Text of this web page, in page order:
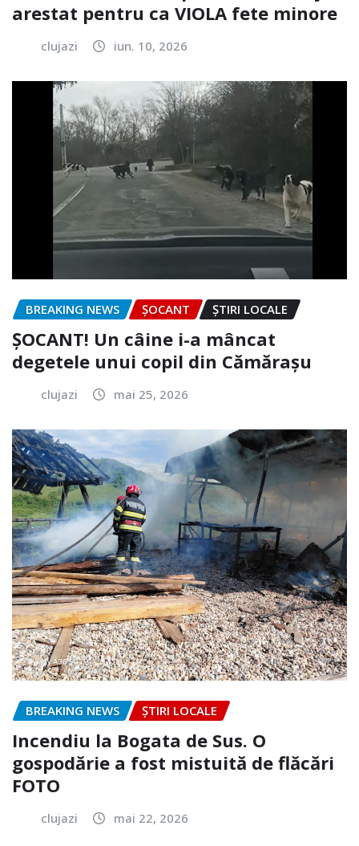
arestat pentru ca VIOLA fete minore
clujazi iun. 10, 2026
BREAKING NEWS ȘOCANT ȘTIRI LOCALE
ȘOCANT! Un câine i-a mâncat
degetele unui copil din Cămărașu
clujazi mai 25, 2026
BREAKING NEWS ȘTIRI LOCALE
Incendiu la Bogata de Sus. O
gospodărie a fost mistuită de flăcări
FOTO
clujazi mai 22, 2026